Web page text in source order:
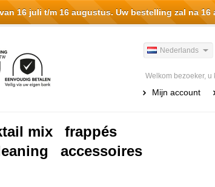
Nederlands
Welkom bezoeker, u
Mijn account
mix
frappés
accessoires
16 juli t/m 16 augustus. Uw bestelling zal na 16